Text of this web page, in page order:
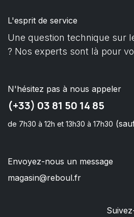
L'esprit de service
Une question technique sur
? Nos experts sont là pour
N'hésitez pas à nous appeler
(+33) 03 81 50 14 85
de 7h30 à 12h et 13h30 à 17h30
Envoyez-nous un message
magasin@reboul.fr